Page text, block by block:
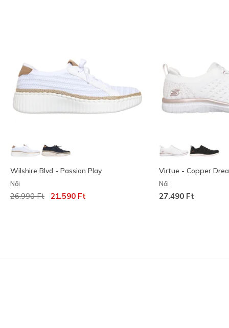
Wilshire Blvd - Passion Play
Női
Az ár a következőhöz képest csökkent:
26.990 Ft címzett:
21.590 Ft
Virtue - Copper
Női
27.490 Ft